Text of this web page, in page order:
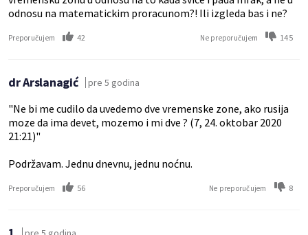
odnosu na matematickim proracunom?! Ili izgleda bas i ne?
Preporučujem 42 Ne preporučujem 145
dr Arslanagić pre 5 godina
"Ne bi me cudilo da uvedemo dve vremenske zone, ako rusija
moze da ima devet, mozemo i mi dve ? (7, 24. oktobar 2020
21:21)"
Podržavam. Jednu dnevnu, jednu noćnu.
Preporučujem 56 Ne preporučujem 8